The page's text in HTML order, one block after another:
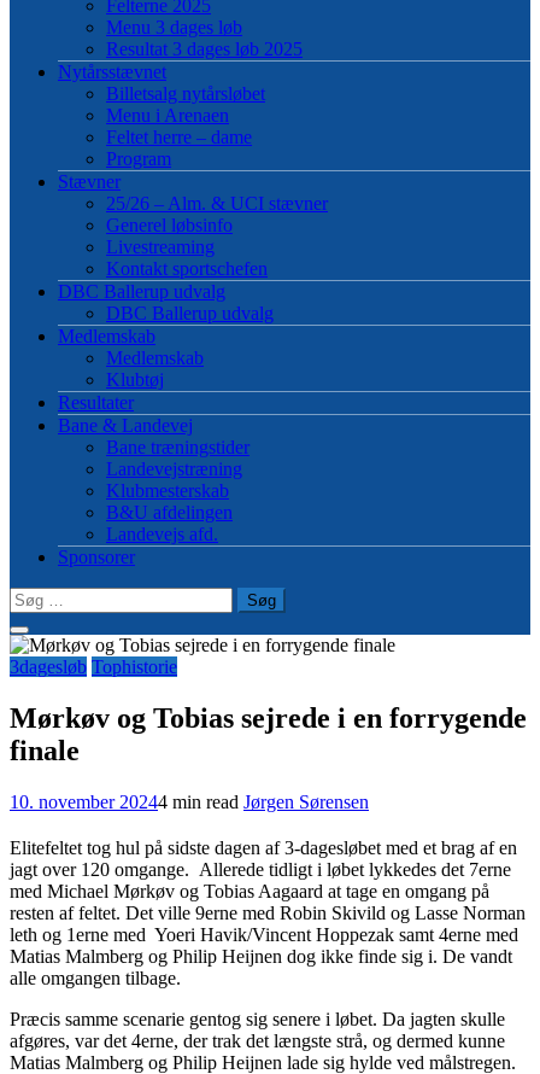
Felterne 2025
Menu 3 dages løb
Resultat 3 dages løb 2025
Nytårsstævnet
Billetsalg nytårsløbet
Menu i Arenaen
Feltet herre – dame
Program
Stævner
25/26 – Alm. & UCI stævner
Generel løbsinfo
Livestreaming
Kontakt sportschefen
DBC Ballerup udvalg
DBC Ballerup udvalg
Medlemskab
Medlemskab
Klubtøj
Resultater
Bane & Landevej
Bane træningstider
Landevejstræning
Klubmesterskab
B&U afdelingen
Landevejs afd.
Sponsorer
Søg
efter:
3dagesløb Tophistorie
Mørkøv og Tobias sejrede i en forrygende
finale
10. november 20244 min read Jørgen Sørensen
Elitefeltet tog hul på sidste dagen af 3-dagesløbet med et brag af en
jagt over 120 omgange. Allerede tidligt i løbet lykkedes det 7erne
med Michael Mørkøv og Tobias Aagaard at tage en omgang på
resten af feltet. Det ville 9erne med Robin Skivild og Lasse Norman
leth og 1erne med Yoeri Havik/Vincent Hoppezak samt 4erne med
Matias Malmberg og Philip Heijnen dog ikke finde sig i. De vandt
alle omgangen tilbage.
Præcis samme scenarie gentog sig senere i løbet. Da jagten skulle
afgøres, var det 4erne, der trak det længste strå, og dermed kunne
Matias Malmberg og Philip Heijnen lade sig hylde ved målstregen.